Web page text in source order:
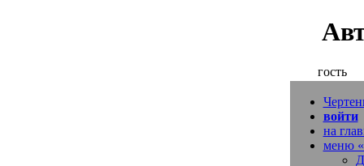
гость
войти
на
меню